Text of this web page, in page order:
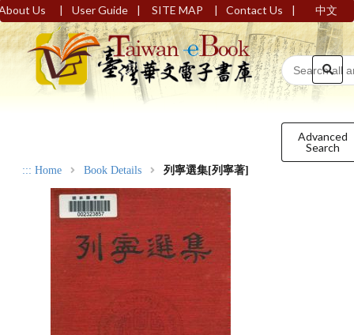
Us | User Guide | SITE MAP | Contact Us | 中文
Advanced
Search
::: Home Book Details 列寧選集[列寧著]